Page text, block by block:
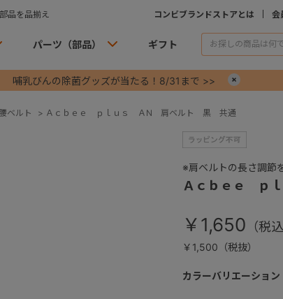
品を品揃え コンビブランドストアとは 会
パーツ（部品） ギフト
哺乳びんの除菌グッズが当たる！8/31まで >>
ベルト > Ａｃｂｅｅ ｐｌｕｓ ＡN 肩ベルト 黒 共通
※肩ベルトの長さ調節
Ａｃｂｅｅ ｐ
￥1,650
￥1,500（税抜）
カラーバリエーション